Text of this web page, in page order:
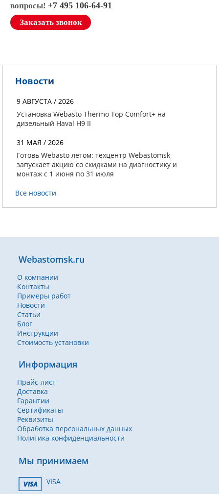
вопросы! +7 495 106-64-91
Заказать звонок
Новости
9 АВГУСТА / 2026
Установка Webasto Thermo Top Comfort+ на
дизельный Haval H9 II
31 МАЯ / 2026
Готовь Webasto летом: техцентр Webastomsk
запускает акцию со скидками на диагностику и
монтаж с 1 июня по 31 июля
Все новости
Webastomsk.ru
О компании
Контакты
Примеры работ
Новости
Статьи
Блог
Инструкции
Стоимость установки
Информация
Прайс-лист
Доставка
Гарантии
Сертификаты
Реквизиты
Обработка персональных данных
Политика конфиденциальности
Мы принимаем
VISA